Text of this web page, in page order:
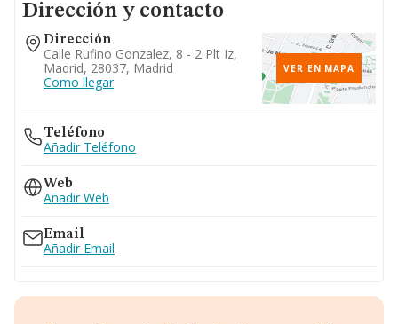
Dirección y contacto
Dirección
Calle Rufino Gonzalez, 8 - 2 Plt Iz,
Madrid, 28037, Madrid
Como llegar
VER EN MAPA
Teléfono
Añadir Teléfono
Web
Añadir Web
Email
Añadir Email